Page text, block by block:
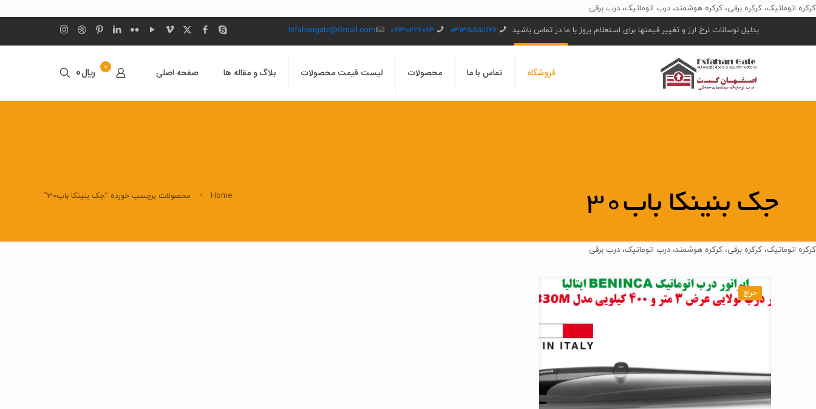
کرکره اتوماتیک، کرکره برقی، کرکره هوشمند، درب اتوماتیک، درب برقی
بدلیل نوسانات نرخ ارز و تغییر قیمتها برای استعلام بروز با ما در تماس باشید
03135551176
09130222024
Isfahangate@Gmail.com
فروشگاه تماس با ما محصولات لیست قیمت محصولات بلاگ و مقاله ها صفحه اصلی 0 ﷼0
جک بنینکا باب30 Home محصولات برچسب خورده “جک بنینکا باب30”
کرکره اتوماتیک، کرکره برقی، کرکره هوشمند، درب اتوماتیک، درب برقی
حراج